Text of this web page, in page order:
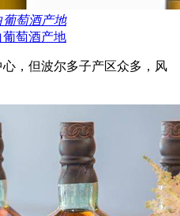
萄酒产地
萄酒产地
，但波尔多子产区众多，风